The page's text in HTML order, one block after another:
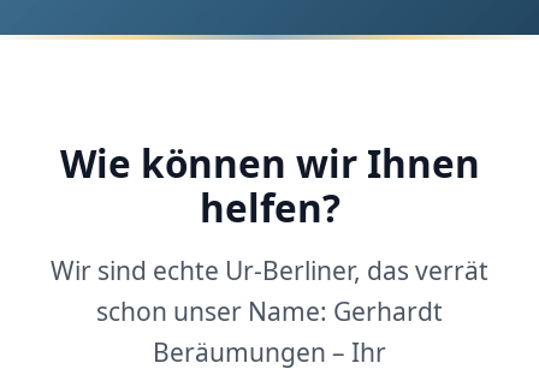
Wie können wir Ihnen
helfen?
Wir sind echte Ur-Berliner, das verrät
schon unser Name: Gerhardt
Beräumungen – Ihr